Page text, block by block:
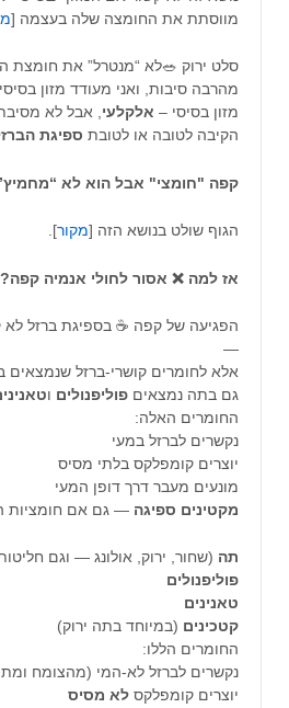
מווסתת את החומצה שלה בעצמה [
סלט ירוק 🥗לא “מנטרל” את חומצת
מהרבה סיבות, ואני מעודד מזון
מזון בסיסי – אלקלעי, אבל לא
הקיבה לטובה או לטובת ספיגת
קפה "חומצי" אבל הוא לא
הגוף שולט בנושא הזה [מקור].
אז למה ❌ אסור לחולי אנמיה קפה?
—
אלא לחומרים קושרי-ברזל
גם בתה נמצאים פוליפנולים ו
החומרים האלה:
נקשרים לברזל במעי
יוצרים קומפלקס בלתי מסיס
מונעים מעבר דרך דופן המעי
מקטינים ספיגה — גם אם חומציות
תה (שחור, ירוק, אולונג — וגם
פוליפנולים
טאנינים
קטכינים (במיוחד בתה ירוק)
החומרים הללו:
נקשרים לברזל לא-המי (מהצומח
יוצרים קומפלקס לא מסיס